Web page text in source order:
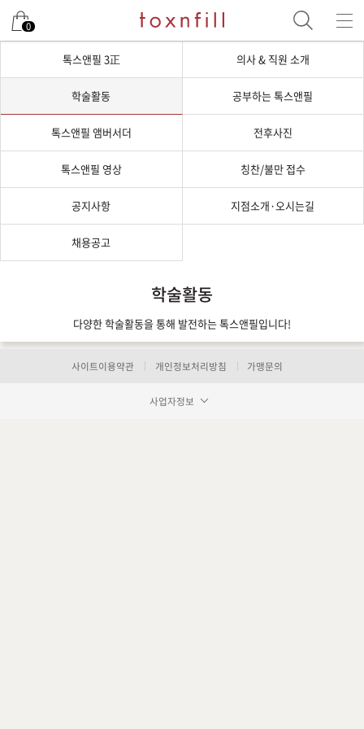
0
톡스앤필 3正 의사 & 직원 소개
학술활동 공부하는 톡스앤필
톡스앤필 앰버서더 전후사진
톡스앤필 영상 칭찬/불만 접수
공지사항 지점소개·오시는길
채용공고
학술활동
다양한 학술활동을 통해 발전하는 톡스앤필입니다!
사이트이용약관 개인정보처리방침 가맹문의
사업자정보